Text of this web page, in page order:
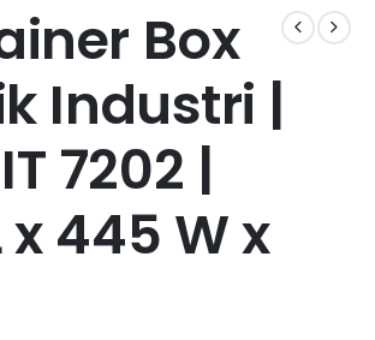
Box
Industri |
7202 |
x 445 W x